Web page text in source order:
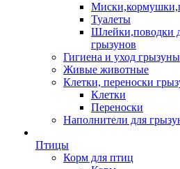
Туалеты
Шлейки,поводки
грызунов
Гигиена и уход грызуны
Живые животные
Клетки, переноски
Клетки
Переноски
Наполнители для
Птицы
Корм для птиц